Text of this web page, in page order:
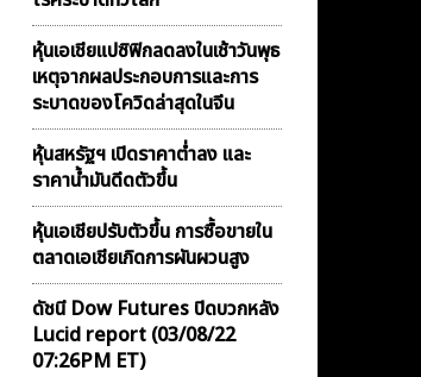
หุ้นเอเชียแปซิฟิกลดลงในเช้าวันพุธ
เหตุจากผลประกอบการและการ
ระบาดของโควิดล่าสุดในจีน
หุ้นสหรัฐฯ เปิดราคาต่ำลง และ
ราคาน้ำมันดีดตัวขึ้น
หุ้นเอเชียปรับตัวขึ้น การซื้อขายใน
ตลาดเอเชียเกิดการผันผวนสูง
ดัชนี Dow Futures ปิดบวกหลัง
Lucid report (03/08/22
07:26PM ET)